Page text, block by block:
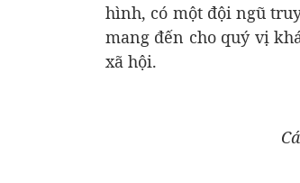
hình, có một đội ngũ
mang đến cho quý vị
xã hội.